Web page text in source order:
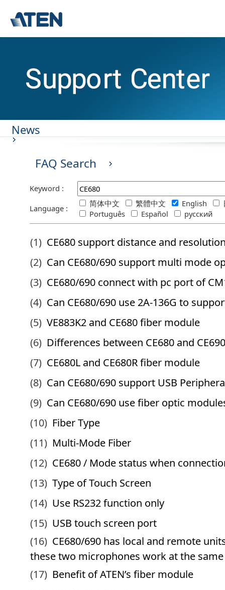
News
FAQ Search
Keyword :
Language :
简体中文 繁體中文 English
Português
Español русский